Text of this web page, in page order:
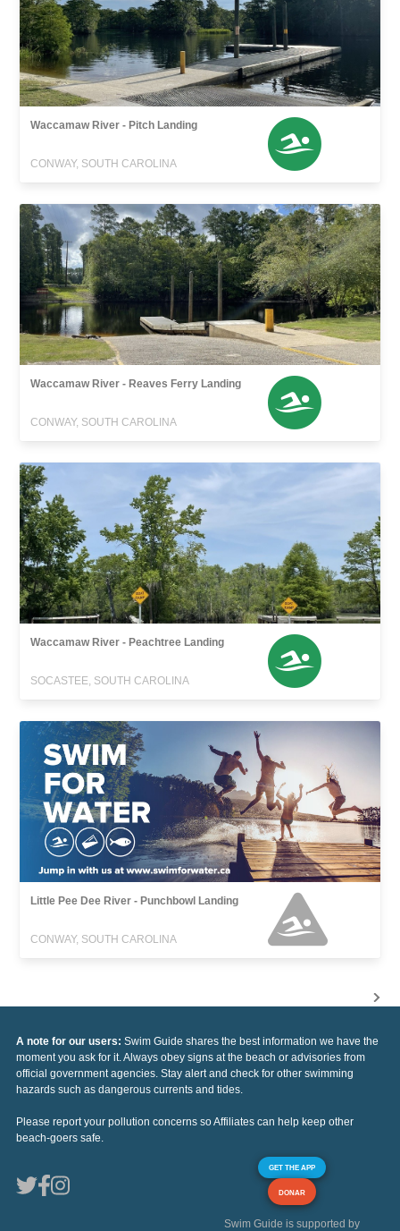
Waccamaw River - Pitch Landing
CONWAY, SOUTH CAROLINA
Waccamaw River - Reaves Ferry Landing
CONWAY, SOUTH CAROLINA
Waccamaw River - Peachtree Landing
SOCASTEE, SOUTH CAROLINA
Little Pee Dee River - Punchbowl Landing
CONWAY, SOUTH CAROLINA
A note for our users: Swim Guide shares the best information we have the
moment you ask for it. Always obey signs at the beach or advisories from
official government agencies. Stay alert and check for other swimming
hazards such as dangerous currents and tides.
Please report your pollution concerns so Affiliates can help keep other
beach-goers safe.
GET THE APP
DONAR
Swim Guide is supported by